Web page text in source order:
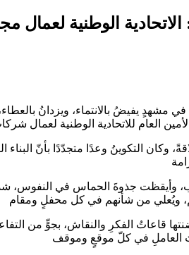
الوطنية لعمال
مشهدٍ يفيضُ بالانتماء، ويزدانُ
وكان التكوينُ وعدًا متجدّدًا بأنّ
وأيقظت جذوةَ الحماس في النفوس،
قاعاتُ الفكرِ والنقاش، بجوٍّ من